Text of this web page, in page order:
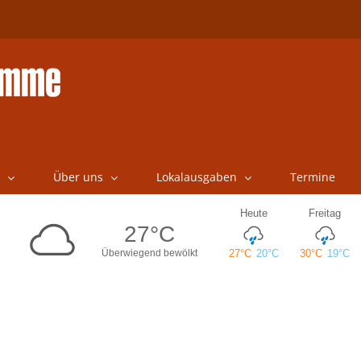
Über uns Lokalausgaben Termine